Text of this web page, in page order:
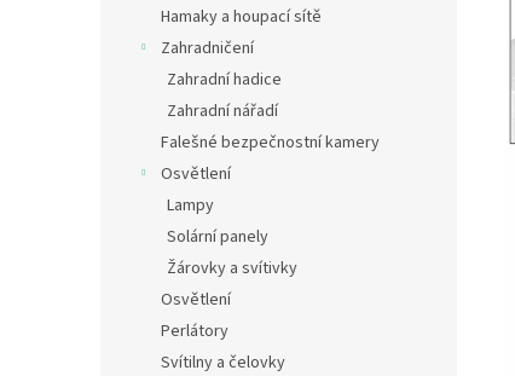
Hamaky a houpací sítě
Zahradničení
Zahradní hadice
Zahradní nářadí
Falešné bezpečnostní kamery
Osvětlení
Lampy
Solární panely
Žárovky a svítivky
Osvětlení
Perlátory
Svítilny a čelovky